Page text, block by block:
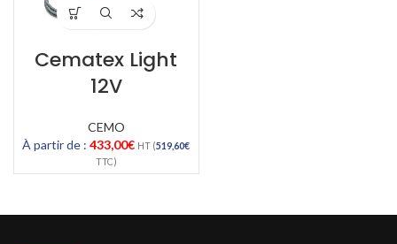
Cematex Light
12V
CEMO
À partir de :433,00€ HT (519,60€
TTC)